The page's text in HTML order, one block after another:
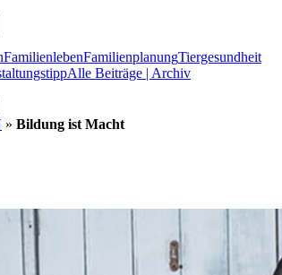
FamilienlebenFamilienplanungTiergesundheit
Alle Beiträge | Archiv
» Bildung ist Macht